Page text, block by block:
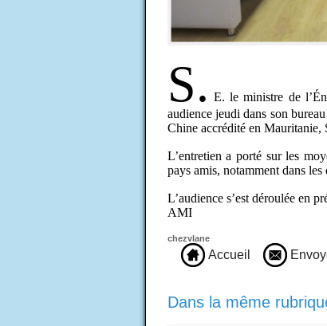
S. E. le ministre de
audience jeudi dans son
Chine accrédité en
L’entretien a porté sur les
pays amis, notamment dans
L’audience s’est déroulée en
AMI
chezvlane
Accueil
Dans la même